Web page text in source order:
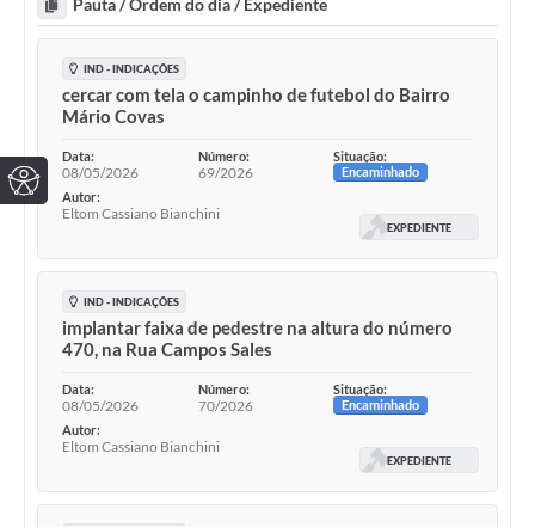
Pauta / Ordem do dia / Expediente
IND - INDICAÇÕES
cercar com tela o campinho de futebol do Bairro
Mário Covas
Data:
08/05/2026
Número:
69/2026
Situação:
Encaminhado
Autor:
Eltom Cassiano Bianchini
EXPEDIENTE
IND - INDICAÇÕES
implantar faixa de pedestre na altura do número
470, na Rua Campos Sales
Data:
08/05/2026
Número:
70/2026
Situação:
Encaminhado
Autor:
Eltom Cassiano Bianchini
EXPEDIENTE